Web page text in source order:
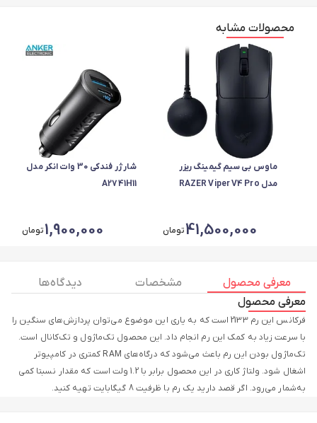
محصولات مشابه
ماوس بی سیم گیمینگ ریزر
مدل RAZER Viper V4 Pro
41,500,000تومان
شارژر فندکی 30 وات انکر مدل
A2741H11
1,900,000تومان
معرفی محصول مشخصات
دیدگاه ها
معرفی محصول
فرکانس این رم 2133 است که به یاری این موضوع می‌توان پردازش‌های سنگین را
با سرعت زیاد به کمک این رم انجام داد. این محصول تک‌ماژول و تک‌کانال است.
تک‌ماژول بودن این رم باعث می‌شود که درگاه‌های RAM کمتری در کامپیوتر
اشغال شود. ولتاژ کاری در این محصول برابر با 1.2 ولت است که مقدار نسبتا کمی
به‌شمار می‌رود. اگر قصد دارید یک رم با ظرفیت 8 گیگابایت تهیه کنید.